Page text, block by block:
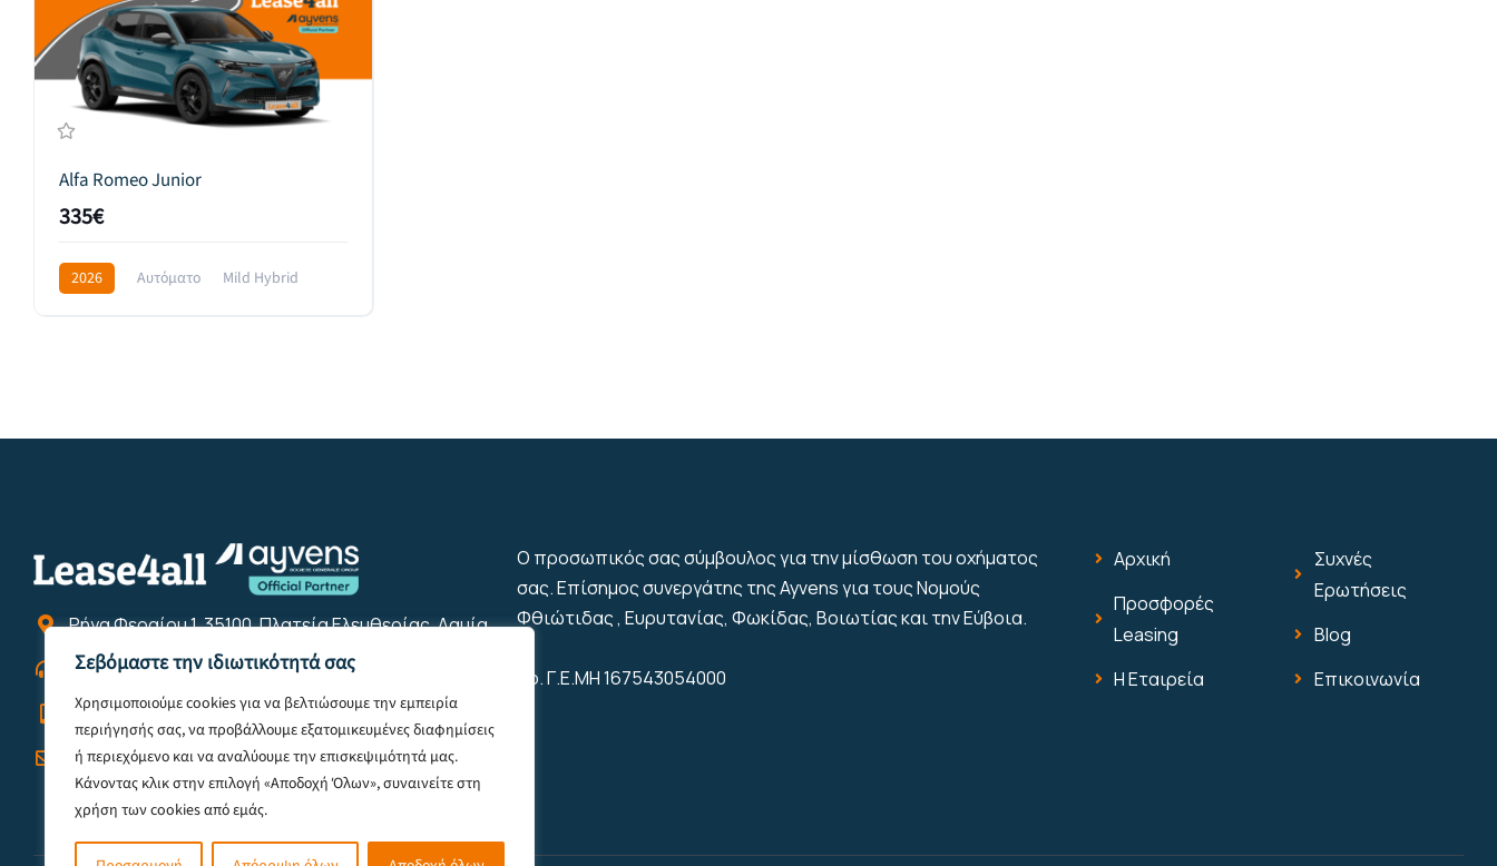
Σεβόμαστε την ιδιωτικότητά σας
Χρησιμοποιούμε cookies για να βελτιώσουμε την εμπειρία
περιήγησής σας, να προβάλλουμε εξατομικευμένες διαφημίσεις
ή περιεχόμενο και να αναλύουμε την επισκεψιμότητά μας.
Κάνοντας κλικ στην επιλογή «Αποδοχή Όλων», συναινείτε στη
χρήση των cookies από εμάς.
Alfa Romeo Junior
335€
2026 Αυτόματο
Mild Hybrid
Ρήγα Φεραίου 1, 35100, Πλατεία Ελευθερίας, Λαμία
2231022422
6944121855
info@lease4all.gr
Ο προσωπικός σας σύμβουλος για την μίσθωση του οχήματος
σας. Επίσημος συνεργάτης της Ayvens για τους Νομούς
Φθιώτιδας , Ευρυτανίας, Φωκίδας, Βοιωτίας και την Εύβοια.
Αρ. Γ.Ε.ΜΗ 167543054000
Αρχική
Προσφορές
Leasing
Η Εταιρεία
Συχνές
Ερωτήσεις
Blog
Επικοινωνία